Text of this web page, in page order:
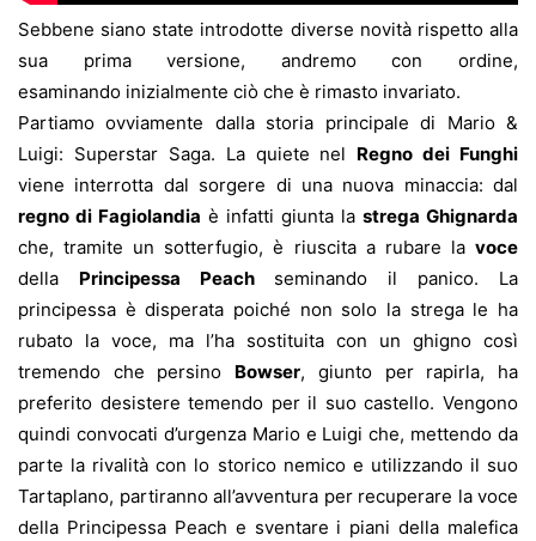
Sebbene siano state introdotte diverse novità rispetto alla
sua prima versione, andremo con ordine,
esaminando inizialmente ciò che è rimasto invariato.
Partiamo ovviamente dalla storia principale di Mario &
Luigi: Superstar Saga. La quiete nel Regno dei Funghi
viene interrotta dal sorgere di una nuova minaccia: dal
regno di Fagiolandia è infatti giunta la strega Ghignarda
che, tramite un sotterfugio, è riuscita a rubare la voce
della Principessa Peach seminando il panico. La
principessa è disperata poiché non solo la strega le ha
rubato la voce, ma l’ha sostituita con un ghigno così
tremendo che persino Bowser, giunto per rapirla, ha
preferito desistere temendo per il suo castello. Vengono
quindi convocati d’urgenza Mario e Luigi che, mettendo da
parte la rivalità con lo storico nemico e utilizzando il suo
Tartaplano, partiranno all’avventura per recuperare la voce
della Principessa Peach e sventare i piani della malefica